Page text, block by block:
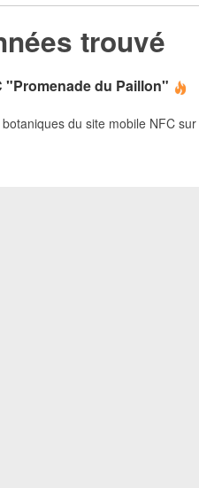
trouvé
"Promenade du Paillon"
du site mobile NFC